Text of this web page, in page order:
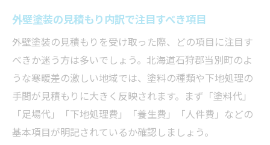
外壁塗装の見積もり内訳で注目すべき項目
外壁塗装の見積もりを受け取った際、どの項目に注目す
べきか迷う方は多いでしょう。北海道石狩郡当別町のよ
うな寒暖差の激しい地域では、塗料の種類や下地処理の
手間が見積もりに大きく反映されます。まず「塗料代」
「足場代」「下地処理費」「養生費」「人件費」などの
基本項目が明記されているか確認しましょう。